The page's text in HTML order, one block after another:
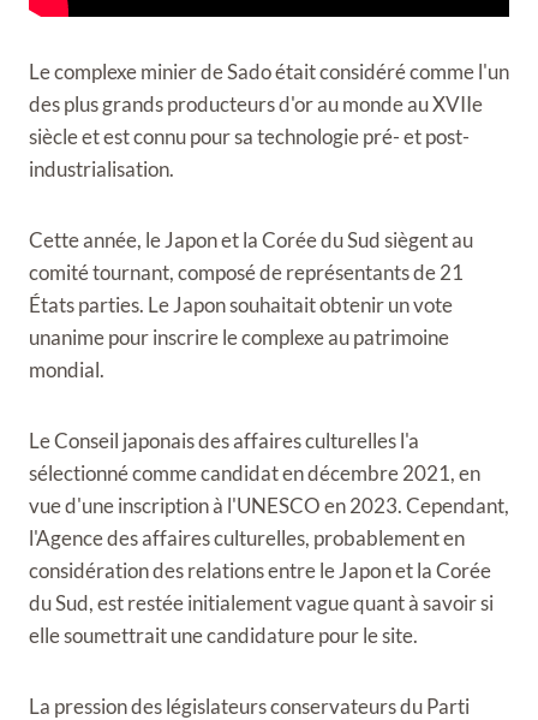
Le complexe minier de Sado était considéré comme l'un
des plus grands producteurs d'or au monde au XVIIe
siècle et est connu pour sa technologie pré- et post-
industrialisation.
Cette année, le Japon et la Corée du Sud siègent au
comité tournant, composé de représentants de 21
États parties. Le Japon souhaitait obtenir un vote
unanime pour inscrire le complexe au patrimoine
mondial.
Le Conseil japonais des affaires culturelles l'a
sélectionné comme candidat en décembre 2021, en
vue d'une inscription à l'UNESCO en 2023. Cependant,
l'Agence des affaires culturelles, probablement en
considération des relations entre le Japon et la Corée
du Sud, est restée initialement vague quant à savoir si
elle soumettrait une candidature pour le site.
La pression des législateurs conservateurs du Parti